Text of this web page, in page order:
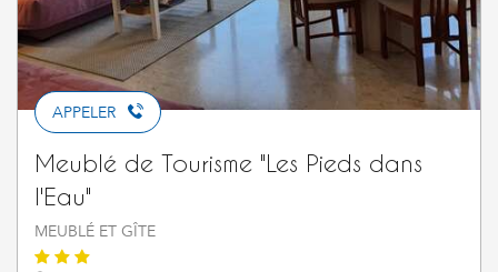
APPELER
Meublé de Tourisme "Les Pieds dans
l'Eau"
MEUBLÉ ET GÎTE